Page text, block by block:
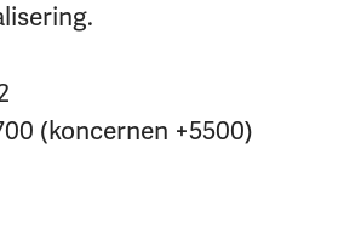
(koncernen +5500)